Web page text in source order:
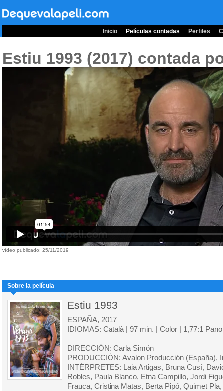
Inicio Películas contadas Perfiles
Estiu 1993 (2017) contada
vídeo publicado: 25/11/2019
Sobre la película
Estiu 1993
ESPAÑA, 2017
IDIOMAS: Català | 97 min. | Color | 1,77:1
DIRECCIÓN: Carla Simón
PRODUCCIÓN: Avalon Producción (España),
INTÉRPRETES: Laia Artigas, Bruna Cusí,
Robles, Paula Blanco, Etna Campillo, Jordi
Frauca, Cristina Matas, Berta Pipó, Quimet